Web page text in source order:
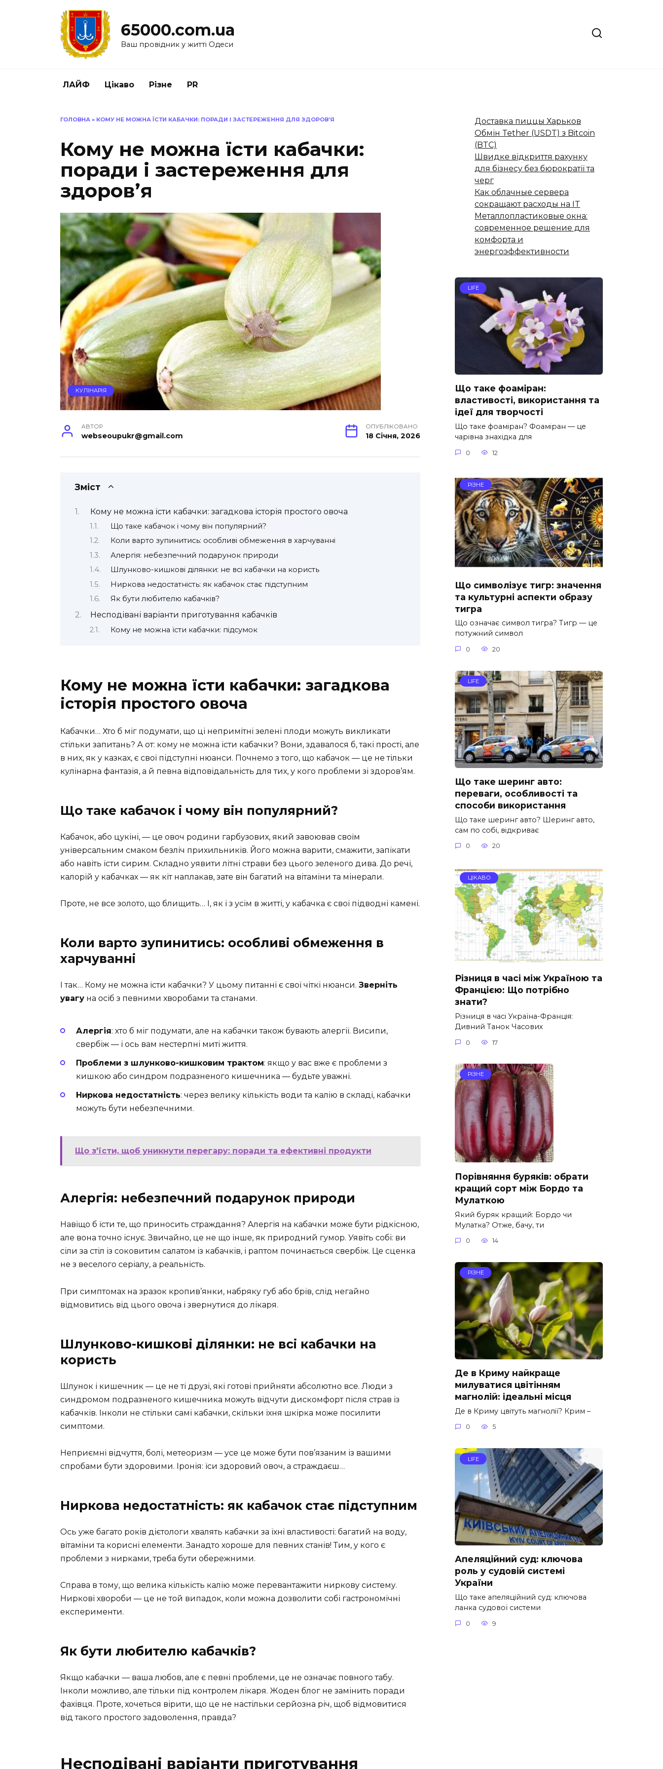
65000.com.ua
Ваш провідник у житті Одеси
ЛАЙФ Цікаво Різне PR
ГОЛОВНА » КОМУ НЕ МОЖНА ЇСТИ КАБАЧКИ: ПОРАДИ І ЗАСТЕРЕЖЕННЯ ДЛЯ ЗДОРОВ’Я
Кому не можна їсти кабачки:
поради і застереження для
здоров’я
КУЛІНАРІЯ
АВТОР
webseoupukr@gmail.com
ОПУБЛІКОВАНО
18 Січня, 2026
Зміст
Кому не можна їсти кабачки: загадкова історія простого овоча
Що таке кабачок і чому він популярний?
Коли варто зупинитись: особливі обмеження в харчуванні
Алергія: небезпечний подарунок природи
Шлунково-кишкові ділянки: не всі кабачки на користь
Ниркова недостатність: як кабачок стає підступним
Як бути любителю кабачків?
Несподівані варіанти приготування кабачків
Кому не можна їсти кабачки: підсумок
Кому не можна їсти кабачки: загадкова
історія простого овоча
Кабачки… Хто б міг подумати, що ці непримітні зелені плоди можуть викликати
стільки запитань? А от: кому не можна їсти кабачки? Вони, здавалося б, такі прості, але
в них, як у казках, є свої підступні нюанси. Почнемо з того, що кабачок — це не тільки
кулінарна фантазія, а й певна відповідальність для тих, у кого проблеми зі здоров’ям.
Що таке кабачок і чому він популярний?
Кабачок, або цукіні, — це овоч родини гарбузових, який завоював своїм
універсальним смаком безліч прихильників. Його можна варити, смажити, запікати
або навіть їсти сирим. Складно уявити літні страви без цього зеленого дива. До речі,
калорій у кабачках — як кіт наплакав, зате він багатий на вітаміни та мінерали.
Проте, не все золото, що блищить… І, як і з усім в житті, у кабачка є свої підводні камені.
Коли варто зупинитись: особливі обмеження в
харчуванні
І так… Кому не можна їсти кабачки? У цьому питанні є свої чіткі нюанси. Зверніть
увагу на осіб з певними хворобами та станами.
Алергія: хто б міг подумати, але на кабачки також бувають алергії. Висипи,
свербіж — і ось вам нестерпні миті життя.
Проблеми з шлунково-кишковим трактом: якщо у вас вже є проблеми з
кишкою або синдром подразненого кишечника — будьте уважні.
Ниркова недостатність: через велику кількість води та калію в складі, кабачки
можуть бути небезпечними.
Що з'їсти, щоб уникнути перегару: поради та ефективні продукти
Алергія: небезпечний подарунок природи
Навіщо б їсти те, що приносить страждання? Алергія на кабачки може бути рідкісною,
але вона точно існує. Звичайно, це не що інше, як природний гумор. Уявіть собі: ви
сіли за стіл із соковитим салатом із кабачків, і раптом починається свербіж. Це сценка
не з веселого серіалу, а реальність.
При симптомах на зразок кропив’янки, набряку губ або брів, слід негайно
відмовитись від цього овоча і звернутися до лікаря.
Шлунково-кишкові ділянки: не всі кабачки на
користь
Шлунок і кишечник — це не ті друзі, які готові прийняти абсолютно все. Люди з
синдромом подразненого кишечника можуть відчути дискомфорт після страв із
кабачків. Інколи не стільки самі кабачки, скільки їхня шкірка може посилити
симптоми.
Неприємні відчуття, болі, метеоризм — усе це може бути пов’язаним із вашими
спробами бути здоровими. Іронія: їси здоровий овоч, а страждаєш…
Ниркова недостатність: як кабачок стає підступним
Ось уже багато років дієтологи хвалять кабачки за їхні властивості: багатий на воду,
вітаміни та корисні елементи. Занадто хороше для певних станів! Тим, у кого є
проблеми з нирками, треба бути обережними.
Справа в тому, що велика кількість калію може перевантажити ниркову систему.
Ниркові хвороби — це не той випадок, коли можна дозволити собі гастрономічні
експерименти.
Як бути любителю кабачків?
Якщо кабачки — ваша любов, але є певні проблеми, це не означає повного табу.
Інколи можливо, але тільки під контролем лікаря. Жоден блог не замінить поради
фахівця. Проте, хочеться вірити, що це не настільки серйозна річ, щоб відмовитися
від такого простого задоволення, правда?
Несподівані варіанти приготування
Доставка пиццы Харьков
Обмін Tether (USDT) з Bitcoin
(BTC)
Швидке відкриття рахунку
для бізнесу без бюрократії та
черг
Как облачные сервера
сокращают расходы на IT
Металлопластиковые окна:
современное решение для
комфорта и
энергоэффективности
LIFE
Що таке фоаміран:
властивості, використання та
ідеї для творчості
Що таке фоаміран? Фоаміран — це
чарівна знахідка для
0 12
РІЗНЕ
Що символізує тигр: значення
та культурні аспекти образу
тигра
Що означає символ тигра? Тигр — це
потужний символ
0 20
LIFE
Що таке шеринг авто:
переваги, особливості та
способи використання
Що таке шеринг авто? Шеринг авто,
сам по собі, відкриває
0 20
ЦІКАВО
Різниця в часі між Україною та
Францією: Що потрібно
знати?
Різниця в часі Україна-Франція:
Дивний Танок Часових
0 17
РІЗНЕ
Порівняння буряків: обрати
кращий сорт між Бордо та
Мулаткою
Який буряк кращий: Бордо чи
Мулатка? Отже, бачу, ти
0 14
РІЗНЕ
Де в Криму найкраще
милуватися цвітінням
магнолій: ідеальні місця
Де в Криму цвітуть магнолії? Крим –
0 5
LIFE
Апеляційний суд: ключова
роль у судовій системі
України
Що таке апеляційний суд: ключова
ланка судової системи
0 9